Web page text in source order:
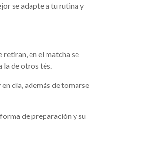
se adapte a tu rutina y
retiran, en el matcha se
de otros tés.
día, además de tomarse
de preparación y su